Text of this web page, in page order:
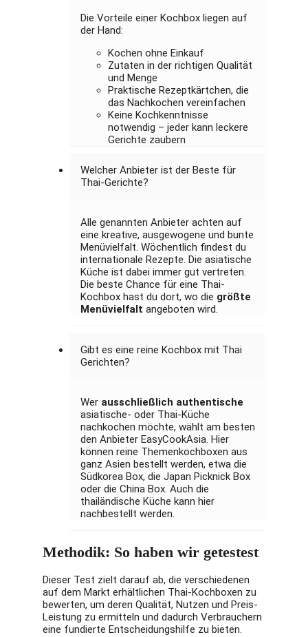
Die Vorteile einer Kochbox liegen auf
der Hand:
Kochen ohne Einkauf
Zutaten in der richtigen Qualität
und Menge
Praktische Rezeptkärtchen, die
das Nachkochen vereinfachen
Keine Kochkenntnisse
notwendig – jeder kann leckere
Gerichte zaubern
Welcher Anbieter ist der Beste für
Thai-Gerichte?
Alle genannten Anbieter achten auf
eine kreative, ausgewogene und bunte
Menüvielfalt. Wöchentlich findest du
internationale Rezepte. Die asiatische
Küche ist dabei immer gut vertreten.
Die beste Chance für eine Thai-
Kochbox hast du dort, wo die größte
Menüvielfalt angeboten wird.
Gibt es eine reine Kochbox mit Thai
Gerichten?
Wer ausschließlich authentische
asiatische- oder Thai-Küche
nachkochen möchte, wählt am besten
den Anbieter EasyCookAsia. Hier
können reine Themenkochboxen aus
ganz Asien bestellt werden, etwa die
Südkorea Box, die Japan Picknick Box
oder die China Box. Auch die
thailändische Küche kann hier
nachbestellt werden.
Methodik: So haben wir getestest
Dieser Test zielt darauf ab, die verschiedenen
auf dem Markt erhältlichen Thai-Kochboxen zu
bewerten, um deren Qualität, Nutzen und Preis-
Leistung zu ermitteln und dadurch Verbrauchern
eine fundierte Entscheidungshilfe zu bieten.